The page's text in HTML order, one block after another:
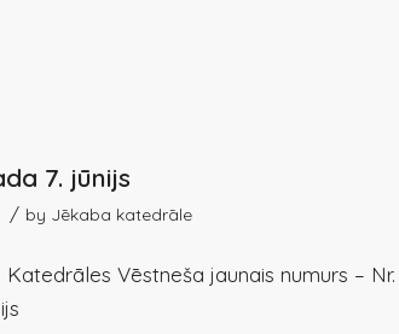
7. jūnijs
/ by Jēkaba katedrāle
Vēstneša jaunais numurs – Nr.